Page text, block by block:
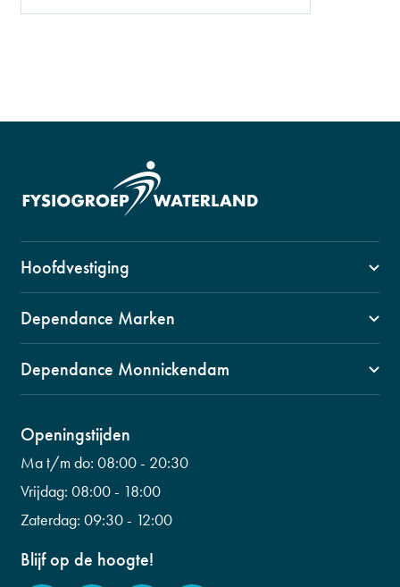
Hoofdvestiging
Swaensborch 11c
0299 653 499
info@fysiogroepwaterland.nl
Dependance Marken
Kerkbuurt 90
info@fysiogroepwaterland.nl
Dependance Monnickendam
Wilhelminalaan 56
0299 223 798
info@fysiogroepwaterland.nl
Openingstijden
Ma t/m do: 08:00 - 20:30
Vrijdag: 08:00 - 18:00
Zaterdag: 09:30 - 12:00
Blijf op de hoogte!